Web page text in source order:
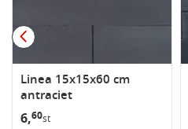
Linea 15x15x60 cm
antraciet
6,60st